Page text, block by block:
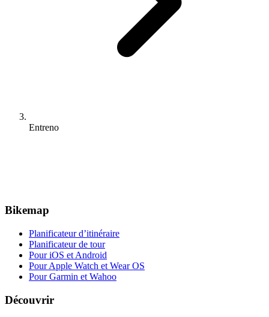
Entreno
Bikemap
Planificateur d’itinéraire
Planificateur de tour
Pour iOS et Android
Pour Apple Watch et Wear OS
Pour Garmin et Wahoo
Découvrir